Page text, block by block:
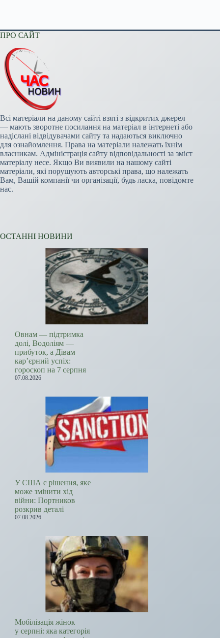
ПРО САЙТ
Всі матеріали на даному сайті взяті з відкритих джерел
— мають зворотне посилання на матеріал в інтернеті або
надіслані відвідувачами сайту та надаються виключно
для ознайомлення. Права на матеріали належать їхнім
власникам. Адміністрація сайту відповідальності за зміст
матеріалу несе. Якщо Ви виявили на нашому сайті
матеріали, які порушують авторські права, що належать
Вам, Вашій компанії чи організації, будь ласка, повідомте
нас.
ОСТАННІ НОВИНИ
Овнам — підтримка
долі, Водоліям —
прибуток, а Дівам —
кар’єрний успіх:
гороскоп на 7 серпня
07.08.2026
У США є рішення, яке
може змінити хід
війни: Портников
розкрив деталі
07.08.2026
Мобілізація жінок
у серпні: яка категорія